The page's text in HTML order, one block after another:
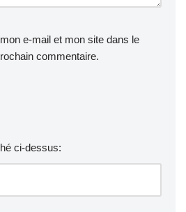
e-mail et mon site dans le
commentaire.
ci-dessus: